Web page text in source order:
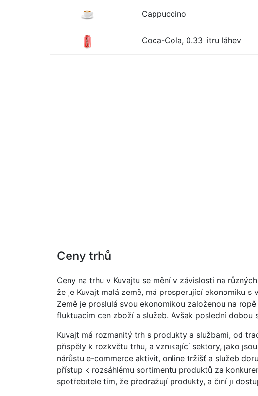
Cappuccino
Coca-Cola, 0.33 litru láhev
Ceny trhů
Ceny na trhu v Kuvajtu se mění v závislosti na
že je Kuvajt malá země, má prosperující ekonomiku
Země je proslulá svou ekonomikou založenou na
fluktuacím cen zboží a služeb. Avšak poslední
Kuvajt má rozmanitý trh s produkty a službami, od
přispěly k rozkvětu trhu, a vznikající sektory, jako
nárůstu e-commerce aktivit, online tržišť a služeb
přístup k rozsáhlému sortimentu produktů za
spotřebitele tím, že předražují produkty, a činí ji